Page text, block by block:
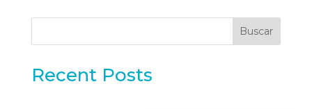
Buscar
Recent Posts